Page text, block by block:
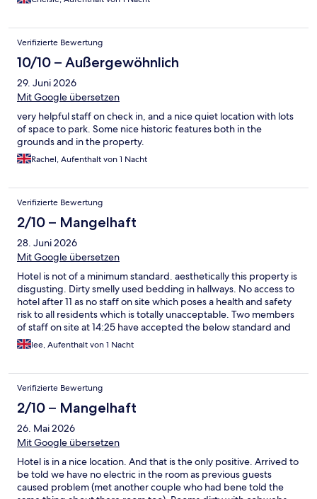
Verifizierte Bewertung
10/10 – Außergewöhnlich
29. Juni 2026
Mit Google übersetzen
very helpful staff on check in, and a nice quiet location with lots
of space to park. Some nice historic features both in the
grounds and in the property.
Rachel, Aufenthalt von 1 Nacht
Verifizierte Bewertung
2/10 – Mangelhaft
28. Juni 2026
Mit Google übersetzen
Hotel is not of a minimum standard. aesthetically this property is
disgusting. Dirty smelly used bedding in hallways. No access to
hotel after 11 as no staff on site which poses a health and safety
risk to all residents which is totally unacceptable. Two members
of staff on site at 14:25 have accepted the below standard and
safety concerns and have told us to request a refund
lee, Aufenthalt von 1 Nacht
Verifizierte Bewertung
2/10 – Mangelhaft
26. Mai 2026
Mit Google übersetzen
Hotel is in a nice location. And that is the only positive. Arrived to
be told we have no electric in the room as previous guests
caused problem (met another couple who had bene told the